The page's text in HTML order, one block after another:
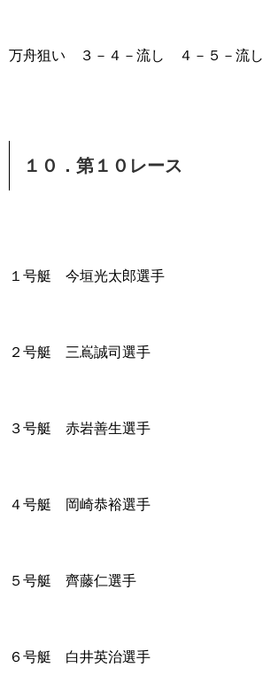
万舟狙い ３－４－流し ４－５－流し
１０．第１０レース
１号艇 今垣光太郎選手
２号艇 三嶌誠司選手
３号艇 赤岩善生選手
４号艇 岡崎恭裕選手
５号艇 齊藤仁選手
６号艇 白井英治選手